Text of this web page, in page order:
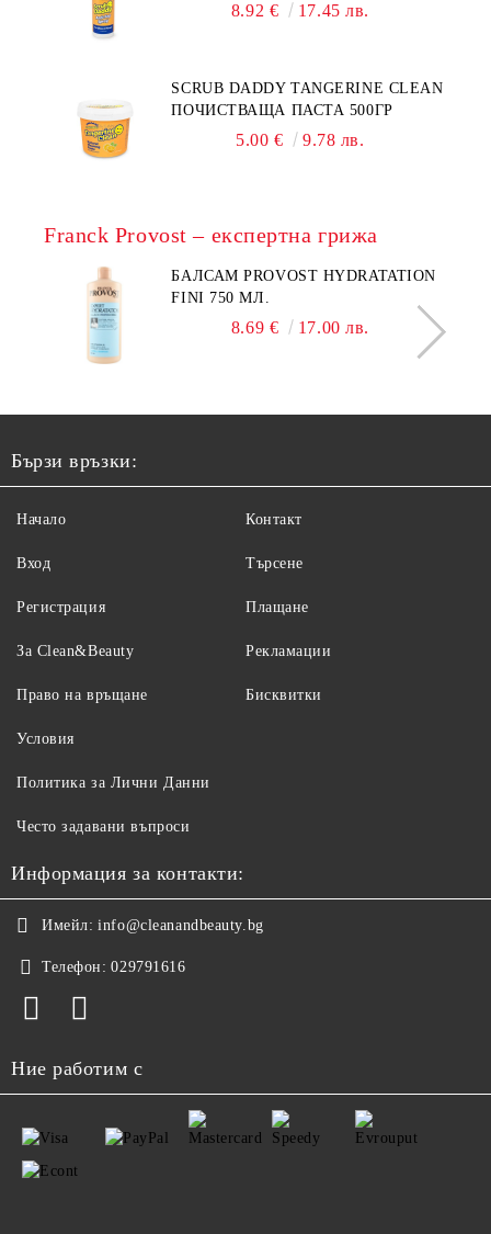
8.92 € 17.45 лв.
SCRUB DADDY TANGERINE CLEAN
ПОЧИСТВАЩА ПАСТА 500ГР
5.00 € 9.78 лв.
Franck Provost – експертна грижа
БАЛСАМ PROVOST HYDRATATION
FINI 750 МЛ.
8.69 € 17.00 лв.
Бързи връзки:
Начало
Вход
Регистрация
За Clean&Beauty
Контакт
Търсене
Плащане
Рекламации
Право на връщане
Условия
Политика за Лични Данни
Често задавани въпроси
Бисквитки
Информация за контакти:
Имейл: info@cleanandbeauty.bg
Телефон: 029791616
Ние работим с